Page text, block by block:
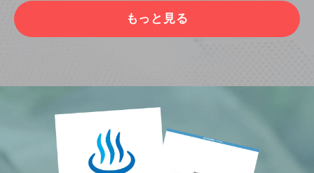
もっと見る